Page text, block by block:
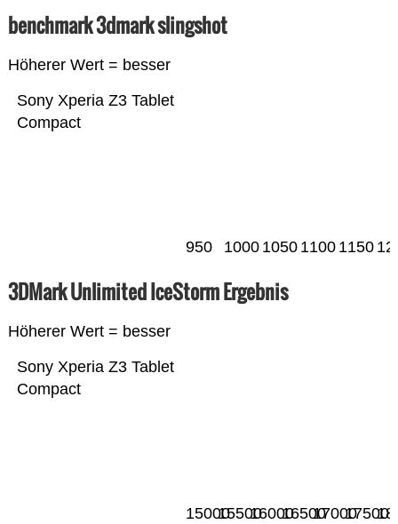
benchmark 3dmark slingshot
Höherer Wert = besser
Sony Xperia Z3 Tablet
Compact
950 1000 1050 1100 1150
3DMark Unlimited IceStorm Ergebnis
Höherer Wert = besser
Sony Xperia Z3 Tablet
Compact
150001550016000165001700017500